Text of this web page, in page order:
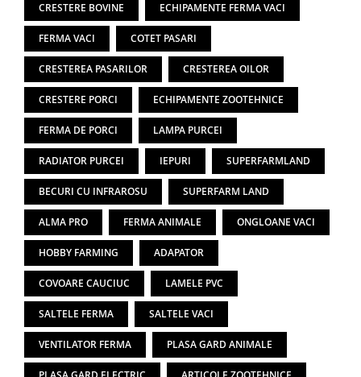
CRESTERE BOVINE ECHIPAMENTE FERMA VACI
FERMA VACI COTET PASARI
CRESTEREA PASARILOR CRESTEREA OILOR
CRESTERE PORCI ECHIPAMENTE ZOOTEHNICE
FERMA DE PORCI LAMPA PURCEI
RADIATOR PURCEI IEPURI SUPERFARMLAND
BECURI CU INFRAROSU SUPERFARM LAND
ALMA PRO FERMA ANIMALE ONGLOANE VACI
HOBBY FARMING ADAPATOR
COVOARE CAUCIUC LAMELE PVC
SALTELE FERMA SALTELE VACI
VENTILATOR FERMA PLASA GARD ANIMALE